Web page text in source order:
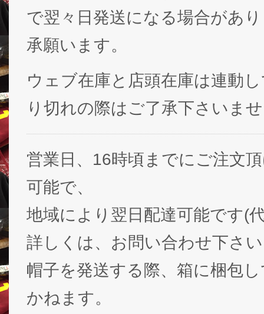
で翌々日発送になる場合があ
承願います。
ウェブ在庫と店頭在庫は連動
り切れの際はご了承下さいま
営業日、16時頃までにご注文
可能で、
地域により翌日配達可能です(
詳しくは、お問い合わせ下さ
帽子を発送する際、箱に梱包
かねます。